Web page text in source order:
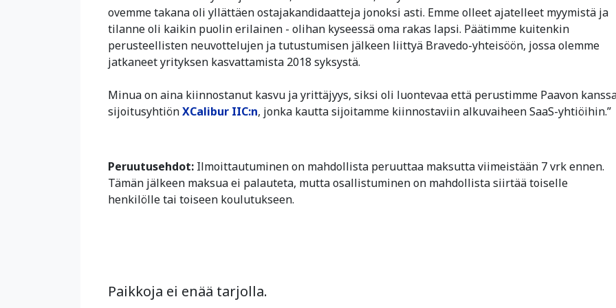
ovemme takana oli yllättäen ostajakandidaatteja jonoksi asti. Emme olleet ajatelleet myymistä ja
tilanne oli kaikin puolin erilainen - olihan kyseessä oma rakas lapsi. Päätimme kuitenkin
perusteellisten neuvottelujen ja tutustumisen jälkeen liittyä Bravedo-yhteisöön, jossa olemme
jatkaneet yrityksen kasvattamista 2018 syksystä.
Minua on aina kiinnostanut kasvu ja yrittäjyys, siksi oli luontevaa että perustimme Paavon
sijoitusyhtiönXCalibur IIC:n, jonka kautta sijoitamme kiinnostaviin alkuvaiheen SaaS-yhtiöihin.”
Peruutusehdot: Ilmoittautuminen on mahdollista peruuttaa maksutta viimeistään 7 vrk ennen.
Tämän jälkeen maksua ei palauteta, mutta osallistuminen on mahdollista siirtää toiselle
henkilölle tai toiseen koulutukseen.
Paikkoja ei enää tarjolla.